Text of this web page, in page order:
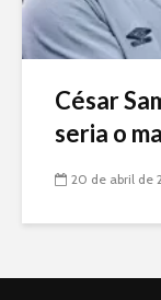
César
seria o
20 de abril de